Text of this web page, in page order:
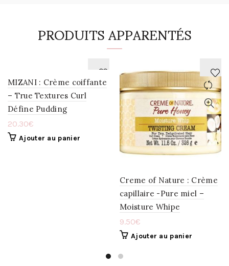
PRODUITS APPARENTÉS
MIZANI : Crème coiffante
– True Textures Curl
Défine Pudding
20.30€
Ajouter au panier
Creme of Nature : Crème
capillaire -Pure miel –
Moisture Whipe
9.50€
Ajouter au panier